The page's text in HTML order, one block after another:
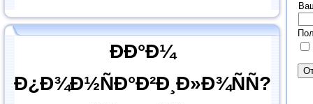
ÐÐ°Ð¼
Ð¿Ð¾Ð½ÑÐ°Ð²Ð¸Ð»Ð¾ÑÑ?